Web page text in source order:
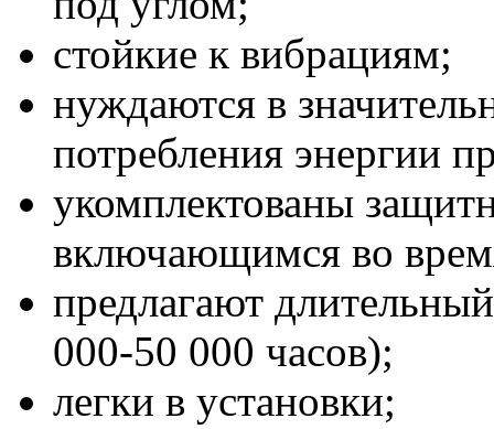
стойкие к вибрациям;
нуждаются в
потребления энергии
укомплектованы
включающимся во
предлагают
000-50 000 часов);
легки в установки;